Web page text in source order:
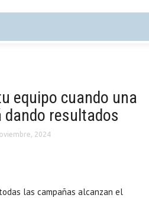
equipo cuando una
resultados
2024
las campañas alcanzan el